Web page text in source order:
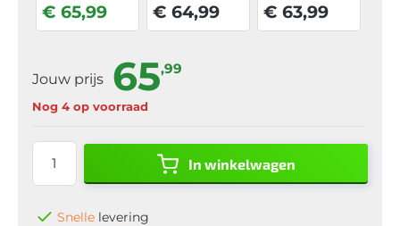
€ 65,99 € 64,99 € 63,99
Jouw prijs 65,99
Nog 4 op voorraad
In winkelwagen
Snelle levering